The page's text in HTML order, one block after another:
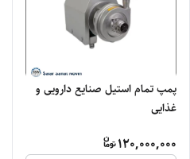
پمپ تمام استیل صنایع دارویی و
غذایی
120,000,000